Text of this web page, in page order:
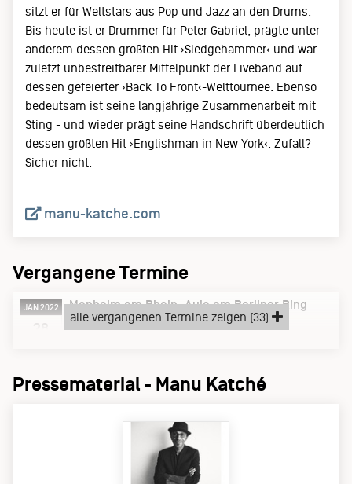
sitzt er für Weltstars aus Pop und Jazz an den Drums.
Bis heute ist er Drummer für Peter Gabriel, prägte unter
anderem dessen größten Hit ›Sledgehammer‹ und war
zuletzt unbestreitbarer Mittelpunkt der Liveband auf
dessen gefeierter ›Back To Front‹-Welttournee. Ebenso
bedeutsam ist seine langjährige Zusammenarbeit mit
Sting - und wieder prägt seine Handschrift überdeutlich
dessen größten Hit ›Englishman in New York‹. Zufall?
Sicher nicht.
manu-katche.com
Vergangene Termine
JAN 2022 Monheim am Rhein Aula am Berliner Ring
Freitag, 28.01.22
alle vergangenen Termine zeigen (33)
Pressematerial - Manu Katché